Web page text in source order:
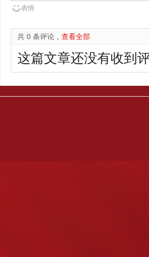
表情
共 0 条评论， 查看全部
这篇文章还没有收到